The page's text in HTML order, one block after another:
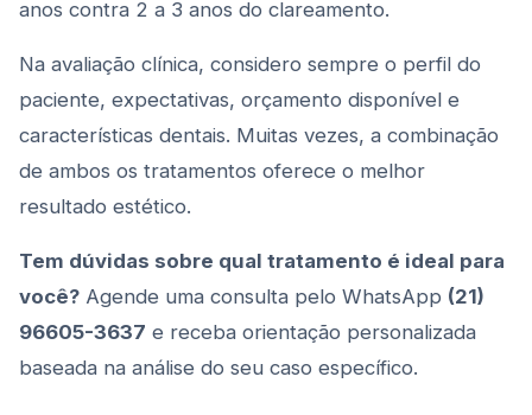
anos contra 2 a 3 anos do clareamento.
Na avaliação clínica, considero sempre o perfil do
paciente, expectativas, orçamento disponível e
características dentais. Muitas vezes, a combinação
de ambos os tratamentos oferece o melhor
resultado estético.
Tem dúvidas sobre qual tratamento é ideal para
você? Agende uma consulta pelo WhatsApp (21)
96605-3637 e receba orientação personalizada
baseada na análise do seu caso específico.